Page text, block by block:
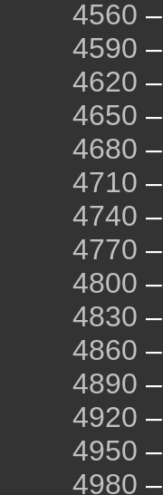
4560 –
4590 –
4620 –
4650 –
4680 –
4710 –
4740 –
4770 –
4800 –
4830 –
4860 –
4890 –
4920 –
4950 –
4980 –